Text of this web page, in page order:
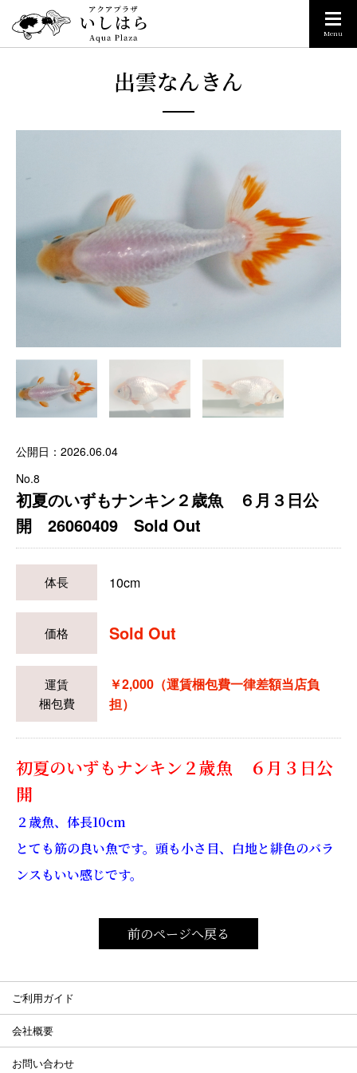
Menu
出雲なんきん
公開日：2026.06.04
No.8
初夏のいずもナンキン２歳魚 ６月３日公
開 26060409 Sold Out
体長 10cm
価格 Sold Out
運賃
梱包費
￥2,000（運賃梱包費一律差額当店負
担）
初夏のいずもナンキン２歳魚 ６月３日公
開
２歳魚、体長10cm
とても筋の良い魚です。頭も小さ目、白地と緋色のバラ
ンスもいい感じです。
前のページへ戻る
ご利用ガイド
会社概要
お問い合わせ